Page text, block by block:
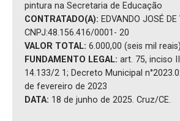
pintura na Secretaria de Educação
CONTRATADO(A): EDVANDO JOSÉ
CNPJ:48.156.416/0001- 20
VALOR TOTAL: 6.000,00 (seis mil reais)
FUNDAMENTO LEGAL: art. 75, inciso
14.133/2 1; Decreto Municipal
de fevereiro de 2023
DATA: 18 de junho de 2025. Cruz/CE.